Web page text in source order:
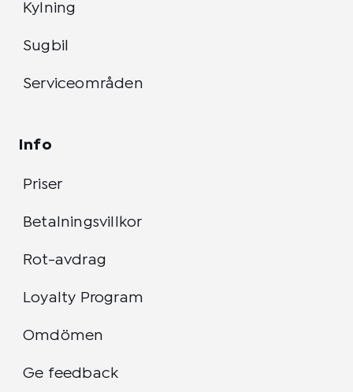
Kylning
Sugbil
Serviceområden
Info
Priser
Betalningsvillkor
Rot-avdrag
Loyalty Program
Omdömen
Ge feedback